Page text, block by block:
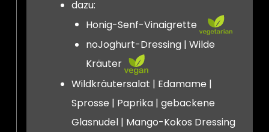
dazu:
Honig-Senf-Vinaigrette
noJoghurt-Dressing | Wilde
Kräuter
Wildkräutersalat | Edamame |
Sprosse | Paprika | gebackene
Glasnudel | Mango-Kokos Dressing